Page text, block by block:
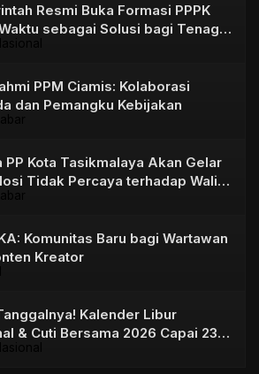
Resmi Buka Formasi PPPK
sebagai Solusi bagi Tenaga
PPM Ciamis: Kolaborasi
dan Pemangku Kebijakan
PP Kota Tasikmalaya Akan Gelar
Tidak Percaya terhadap Wali
Komunitas Baru bagi Wartawan
Kreator
Kalender Libur
& Cuti Bersama 2026 Capai 23